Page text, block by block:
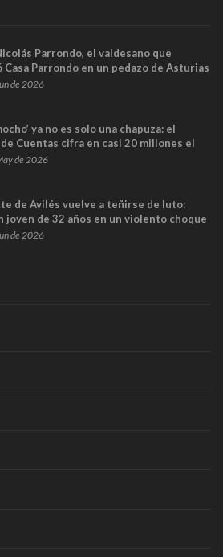
Parrondo, el valdesano que
Parrondo en un pedazo de Asturias
de 2026
ya no es solo una chapuza: el
Cuentas cifra en casi 20 millones el
de los trenes que no cabían por los
de 2026
de Avilés vuelve a teñirse de luto:
joven de 32 años en un violento choque
de 2026